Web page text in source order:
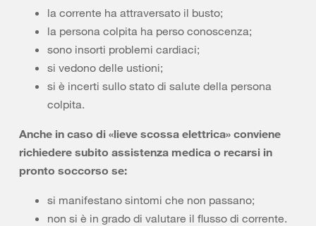
la corrente ha attraversato il busto;
la persona colpita ha perso conoscenza;
sono insorti problemi cardiaci;
si vedono delle ustioni;
si è incerti sullo stato di salute della persona
colpita.
Anche in caso di «lieve scossa elettrica» conviene
richiedere subito assistenza medica o recarsi in
pronto soccorso se:
si manifestano sintomi che non passano;
non si è in grado di valutare il flusso di corrente.